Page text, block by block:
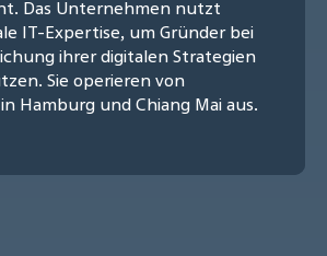
Das Unternehmen nutzt
IT-Expertise, um Gründer bei
ihrer digitalen Strategien
Sie operieren von
Hamburg und Chiang Mai aus.